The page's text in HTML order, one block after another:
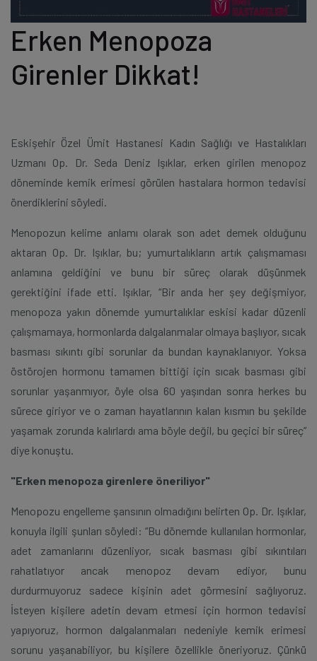
Erken Menopoza
Girenler Dikkat!
Eskişehir Özel Ümit Hastanesi Kadın Sağlığı ve Hastalıkları
Uzmanı Op. Dr. Seda Deniz Işıklar, erken girilen menopoz
döneminde kemik erimesi görülen hastalara hormon tedavisi
önerdiklerini söyledi.
Menopozun kelime anlamı olarak son adet demek olduğunu
aktaran Op. Dr. Işıklar, bu; yumurtalıkların artık çalışmaması
anlamına geldiğini ve bunu bir süreç olarak düşünmek
gerektiğini ifade etti. Işıklar, “Bir anda her şey değişmiyor,
menopoza yakın dönemde yumurtalıklar eskisi kadar düzenli
çalışmamaya, hormonlarda dalgalanmalar olmaya başlıyor, sıcak
basması sıkıntı gibi sorunlar da bundan kaynaklanıyor. Yoksa
östörojen hormonu tamamen bittiği için sıcak basması gibi
sorunlar yaşanmıyor, öyle olsa 60 yaşından sonra herkes bu
sürece giriyor ve o zaman hayatlarının kalan kısmın bu şekilde
yaşamak zorunda kalırlardı ama böyle değil, bu geçici bir süreç”
diye konuştu.
"Erken menopoza girenlere öneriliyor"
Menopozu engelleme şansının olmadığını belirten Op. Dr. Işıklar,
konuyla ilgili şunları söyledi: “Bu dönemde kullanılan hormonlar,
adet zamanlarını düzenliyor, sıcak basması gibi sıkıntıları
rahatlatıyor ancak menopoz devam ediyor, bunu
durdurmuyoruz sadece kişinin adet görmesini sağlıyoruz.
İsteyen kişilere adetin devam etmesi için hormon tedavisi
yapıyoruz, hormon dalgalanmaları nedeniyle kemik erimesi
sorunu yaşanabiliyor, bu kişilere özellikle öneriyoruz. Çünkü